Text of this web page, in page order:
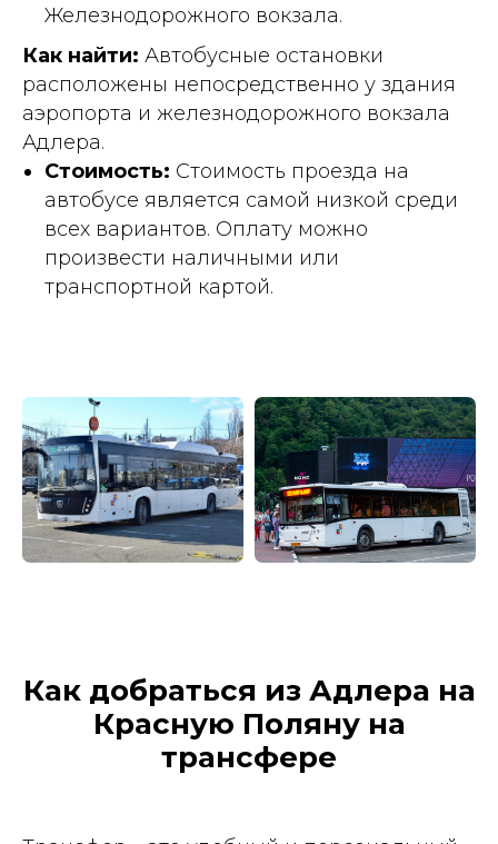
Железнодорожного вокзала.
Как найти: Автобусные остановки
расположены непосредственно у здания
аэропорта и железнодорожного вокзала
Адлера.
Стоимость: Стоимость проезда на
автобусе является самой низкой среди
всех вариантов. Оплату можно
произвести наличными или
транспортной картой.
Как добраться из Адлера на
Красную Поляну на
трансфере